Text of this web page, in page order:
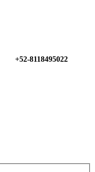
+52-8118495022